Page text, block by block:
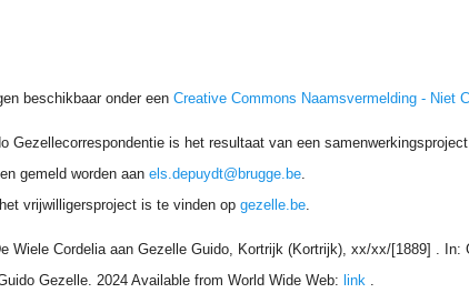
beschikbaar onder eenCreative Commons Naamsvermelding - Niet
Gezellecorrespondentie is het resultaat van een
gemeld worden aanels.depuydt@brugge.be.
vrijwilligersproject is te vinden opgezelle.be.
Wiele Cordelia aan Gezelle Guido, Kortrijk (Kortrijk), xx/xx/[1889] .
Gezelle. 2024 Available from World Wide Web: link .